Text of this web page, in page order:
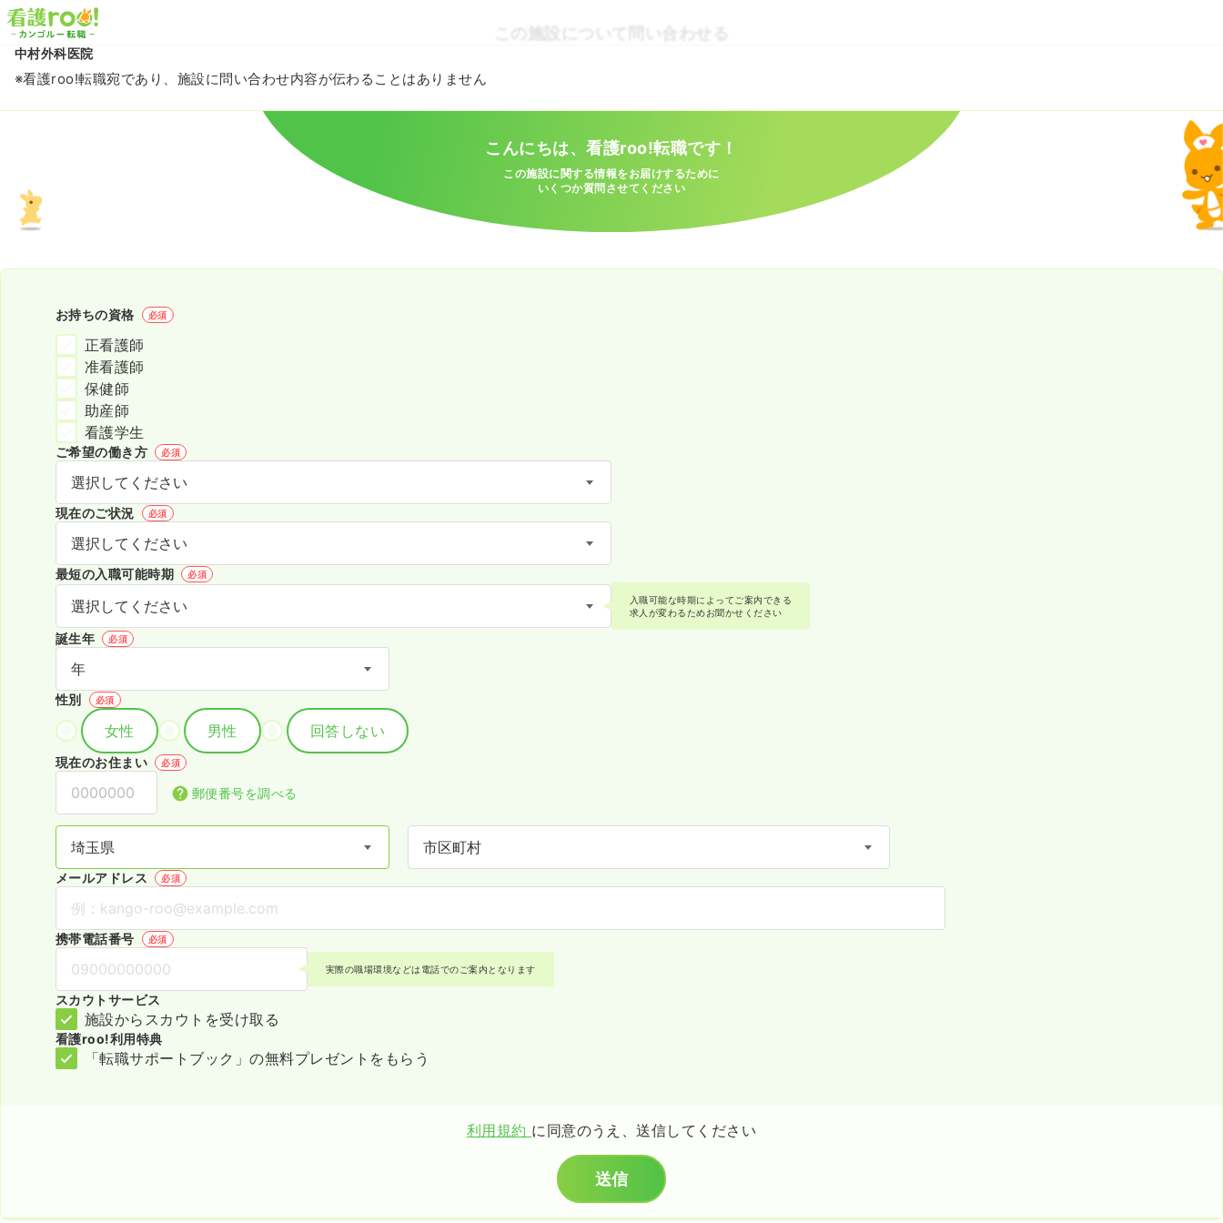
この施設について問い合わせる
中村外科医院
※看護roo!転職宛であり、施設に問い合わせ内容が伝わることはありません
こんにちは、看護roo!転職です！
この施設に関する情報をお届けするために
いくつか質問させてください
お持ちの資格 必須
正看護師
准看護師
保健師
助産師
看護学生
ご希望の働き方 必須
現在のご状況 必須
最短の入職可能時期 必須
入職可能な時期によってご案内できる
求人が変わるためお聞かせください
誕生年 必須
性別 必須
女性 男性 回答しない
現在のお住まい 必須
郵便番号を調べる
メールアドレス 必須
携帯電話番号 必須
実際の職場環境などは電話でのご案内となります
スカウトサービス
施設からスカウトを受け取る
看護roo!利用特典
「転職サポートブック」の無料プレゼントをもらう
利用規約 に同意のうえ、送信してください
送信